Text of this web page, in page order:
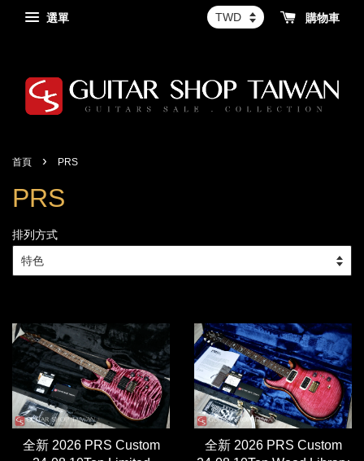
選單 購物車
首頁 › PRS
PRS
排列方式
全新 2026 PRS Custom
全新 2026 PRS Custom